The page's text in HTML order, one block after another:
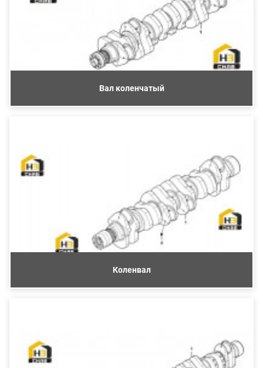
Вал коленчатый
Коленвал